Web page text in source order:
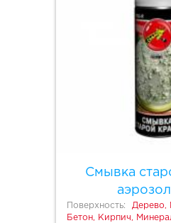
Смывка
Поверхность:
Дерево,
Бетон, Кирпич,